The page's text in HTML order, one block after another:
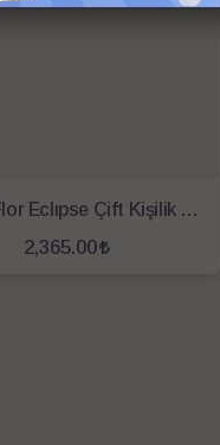
Özdilek Flor Eclıpse Çift Kişilik Nevresim Takımı Sarı
2,365.00